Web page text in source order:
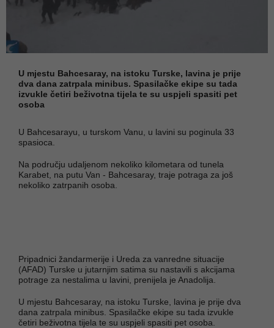
U mjestu Bahcesaray, na istoku Turske, lavina je prije
dva dana zatrpala minibus. Spasilačke ekipe su tada
izvukle četiri beživotna tijela te su uspjeli spasiti pet
osoba
U Bahcesarayu, u turskom Vanu, u lavini su poginula 33
spasioca.
Na području udaljenom nekoliko kilometara od tunela
Karabet, na putu Van - Bahcesaray, traje potraga za još
nekoliko zatrpanih osoba.
Pripadnici žandarmerije i Ureda za vanredne situacije
(AFAD) Turske u jutarnjim satima su nastavili s akcijama
potrage za nestalima u lavini, prenijela je Anadolija.
U mjestu Bahcesaray, na istoku Turske, lavina je prije dva
dana zatrpala minibus. Spasilačke ekipe su tada izvukle
četiri beživotna tijela te su uspjeli spasiti pet osoba.